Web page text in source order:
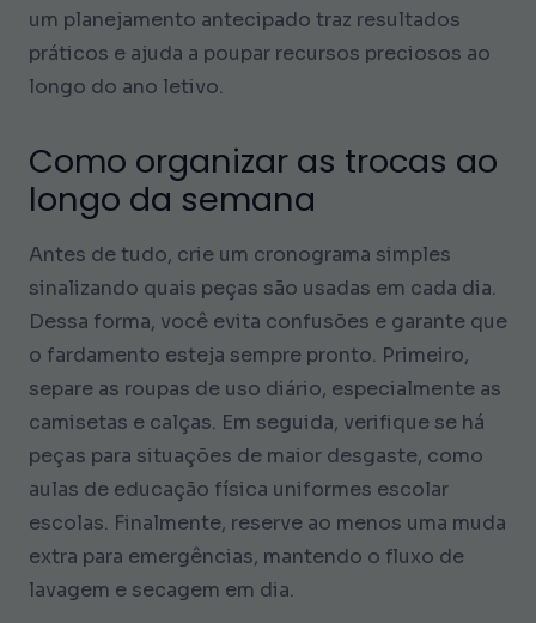
um planejamento antecipado traz resultados
práticos e ajuda a poupar recursos preciosos ao
longo do ano letivo.
Como organizar as trocas ao
longo da semana
Antes de tudo, crie um cronograma simples
sinalizando quais peças são usadas em cada dia.
Dessa forma, você evita confusões e garante que
o fardamento esteja sempre pronto. Primeiro,
separe as roupas de uso diário, especialmente as
camisetas e calças. Em seguida, verifique se há
peças para situações de maior desgaste, como
aulas de educação física uniformes escolar
escolas. Finalmente, reserve ao menos uma muda
extra para emergências, mantendo o fluxo de
lavagem e secagem em dia.